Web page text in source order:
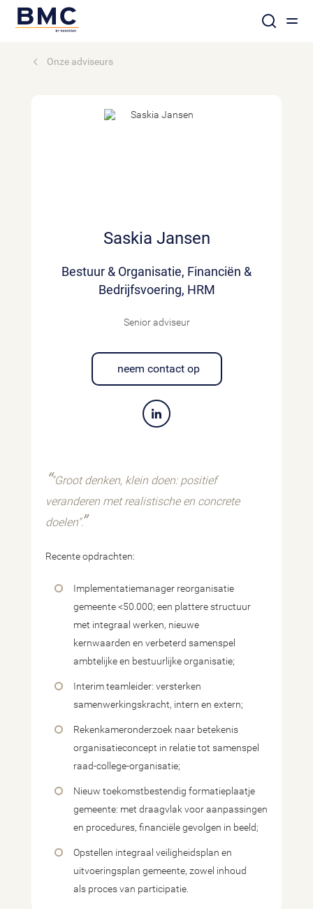
Onze adviseurs
Saskia Jansen
Bestuur & Organisatie, Financiën &
Bedrijfsvoering, HRM
Senior adviseur
neem contact op
"Groot denken, klein doen: positief
veranderen met realistische en concrete
doelen".
Recente opdrachten:
Implementatiemanager reorganisatie
gemeente <50.000; een plattere structuur
met integraal werken, nieuwe
kernwaarden en verbeterd samenspel
ambtelijke en bestuurlijke organisatie;
Interim teamleider: versterken
samenwerkingskracht, intern en extern;
Rekenkameronderzoek naar betekenis
organisatieconcept in relatie tot samenspel
raad-college-organisatie;
Nieuw toekomstbestendig formatieplaatje
gemeente: met draagvlak voor aanpassingen
en procedures, financiële gevolgen in beeld;
Opstellen integraal veiligheidsplan en
uitvoeringsplan gemeente, zowel inhoud
als proces van participatie.